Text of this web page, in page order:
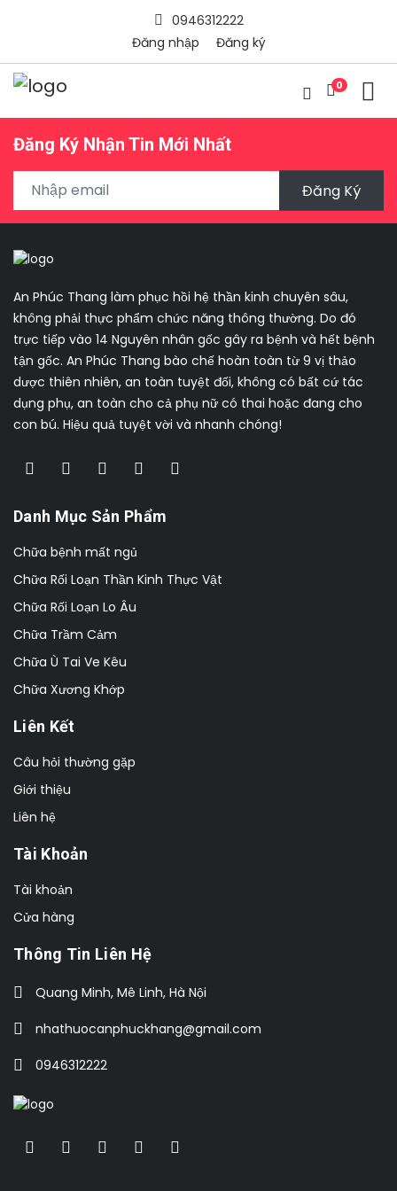
0946312222
Đăng nhập
Đăng ký
0
Đăng Ký Nhận Tin Mới Nhất
Đăng Ký
An Phúc Thang làm phục hồi hệ thần kinh chuyên sâu,
không phải thực phẩm chức năng thông thường. Do đó
trực tiếp vào 14 Nguyên nhân gốc gây ra bệnh và hết bệnh
tận gốc. An Phúc Thang bào chế hoàn toàn từ 9 vị thảo
dược thiên nhiên, an toàn tuyệt đối, không có bất cứ tác
dụng phụ, an toàn cho cả phụ nữ có thai hoặc đang cho
con bú. Hiệu quả tuyệt vời và nhanh chóng!
Danh Mục Sản Phẩm
Chữa bệnh mất ngủ
Chữa Rối Loạn Thần Kinh Thực Vật
Chữa Rối Loạn Lo Âu
Chữa Trầm Cảm
Chữa Ù Tai Ve Kêu
Chữa Xương Khớp
Liên Kết
Câu hỏi thường gặp
Giới thiệu
Liên hệ
Tài Khoản
Tài khoản
Cửa hàng
Thông Tin Liên Hệ
Quang Minh, Mê Linh, Hà Nội
nhathuocanphuckhang@gmail.com
0946312222